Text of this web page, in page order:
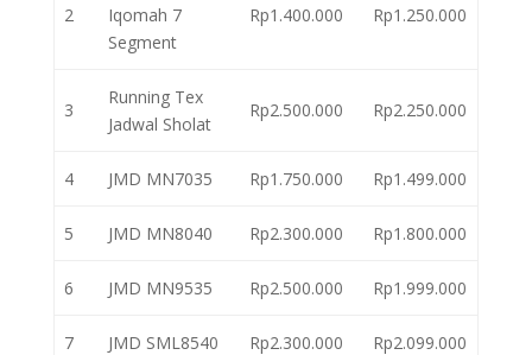
2
Iqomah 7
Segment
Rp1.400.000 Rp1.250.000
3
Running Tex
Jadwal Sholat
Rp2.500.000 Rp2.250.000
4 JMD MN7035 Rp1.750.000 Rp1.499.000
5 JMD MN8040 Rp2.300.000 Rp1.800.000
6 JMD MN9535 Rp2.500.000 Rp1.999.000
7 JMD SML8540 Rp2.300.000 Rp2.099.000